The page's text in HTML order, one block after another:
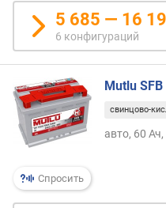
5 685 — 16
6 конфигураций
Спросить
Mutlu
свинцово-
авто, 60